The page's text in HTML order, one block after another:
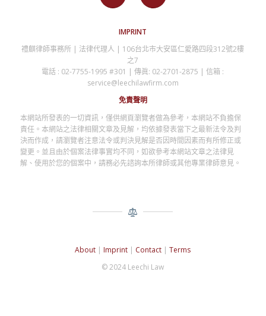
IMPRINT
禮麒律師事務所 | 法律代理人 | 106台北市大安區仁愛路四段312號2樓
之7
電話 : 02-7755-1995 #301 | 傳眞: 02-2701-2875 | 信箱 :
service@leechilawfirm.com
免責聲明
本網站所發表的一切資訊，僅供網頁瀏覽者做為參考，本網站不負擔保
責任。本網站之法律相關文章及見解，均依據發表當下之最新法令及判
決而作成，請瀏覽者注意法令或判決見解是否因時間因素而有所修正或
變更。並且由於個案法律事實均不同，如欲參考本網站文章之法律見
解、使用於您的個案中，請務必先諮詢本所律師或其他專業律師意見。
About | Imprint | Contact |Terms
© 2024 Leechi Law